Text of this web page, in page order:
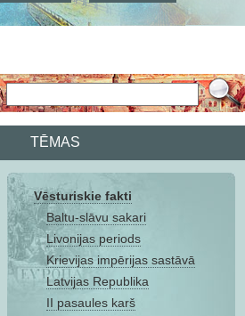
TĒMAS
Vēsturiskie fakti
Baltu-slāvu sakari
Livonijas periods
Krievijas impērijas sastāvā
Latvijas Republika
II pasaules karš